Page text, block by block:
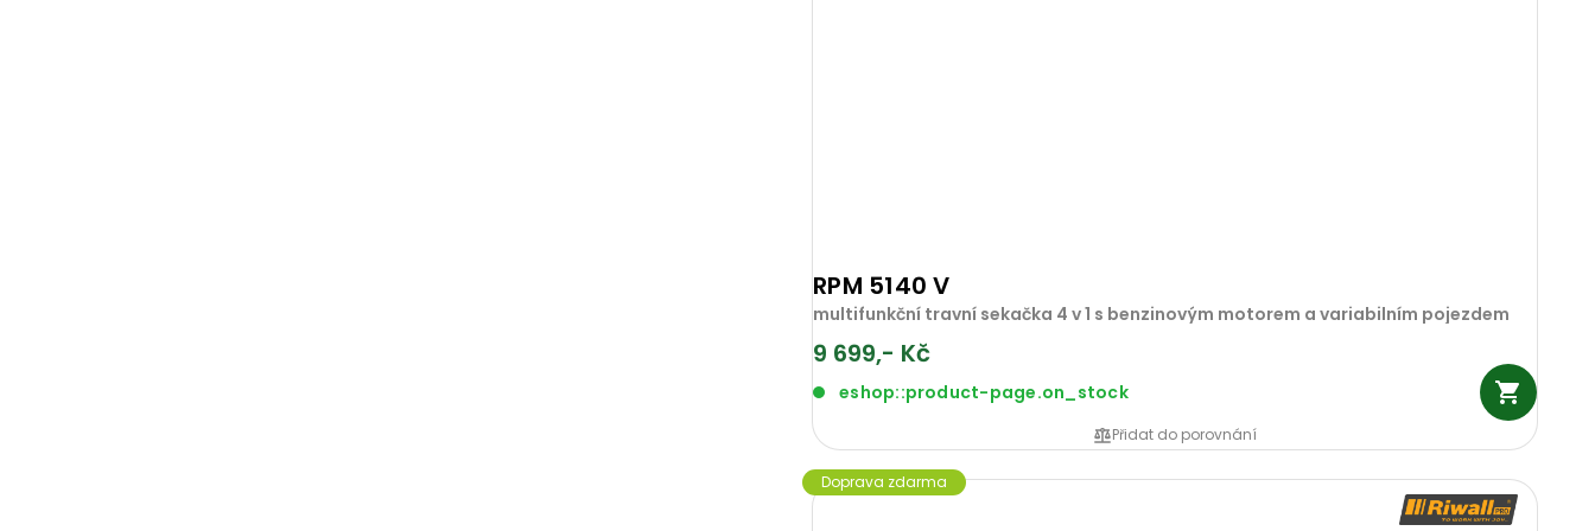
RPM 5140 V
multifunkční travní sekačka 4 v 1 s benzinovým motorem a variabilním pojezdem
9 699,- Kč
eshop::product-page.on_stock
Přidat do porovnání
Doprava zdarma